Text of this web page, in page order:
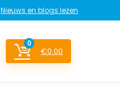
Nieuws en blogs lezen
0
€0.00